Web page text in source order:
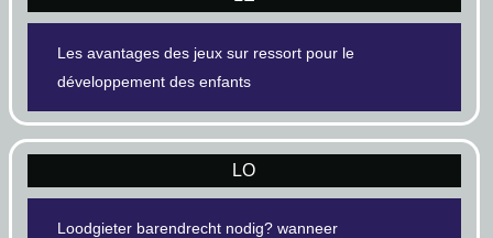
Les avantages des jeux sur ressort pour le
développement des enfants
LO
Loodgieter barendrecht nodig? wanneer